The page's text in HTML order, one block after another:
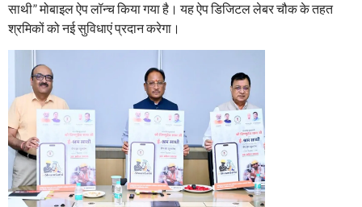
साथी” मोबाइल ऐप लॉन्च किया गया है। यह ऐप डिजिटल लेबर चौक के तहत
श्रमिकों को नई सुविधाएं प्रदान करेगा।